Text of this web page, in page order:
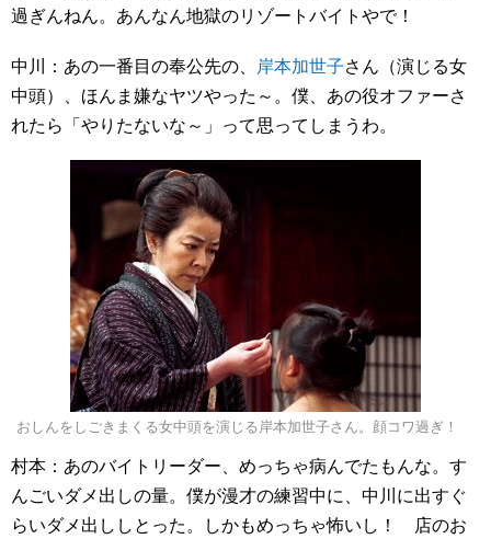
過ぎんねん。あんなん地獄のリゾートバイトやで！
中川：あの一番目の奉公先の、 岸本加世子さん（演じる女
中頭）、ほんま嫌なヤツやった～。僕、あの役オファーさ
れたら「やりたないな～」って思ってしまうわ。
おしんをしごきまくる女中頭を演じる岸本加世子さん。顔コワ過ぎ！
村本：あのバイトリーダー、めっちゃ病んでたもんな。す
んごいダメ出しの量。僕が漫才の練習中に、中川に出すぐ
らいダメ出ししとった。しかもめっちゃ怖いし！ 店のお